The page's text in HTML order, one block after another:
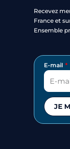
Recevez
France et
Ensemble
E-mail
JE